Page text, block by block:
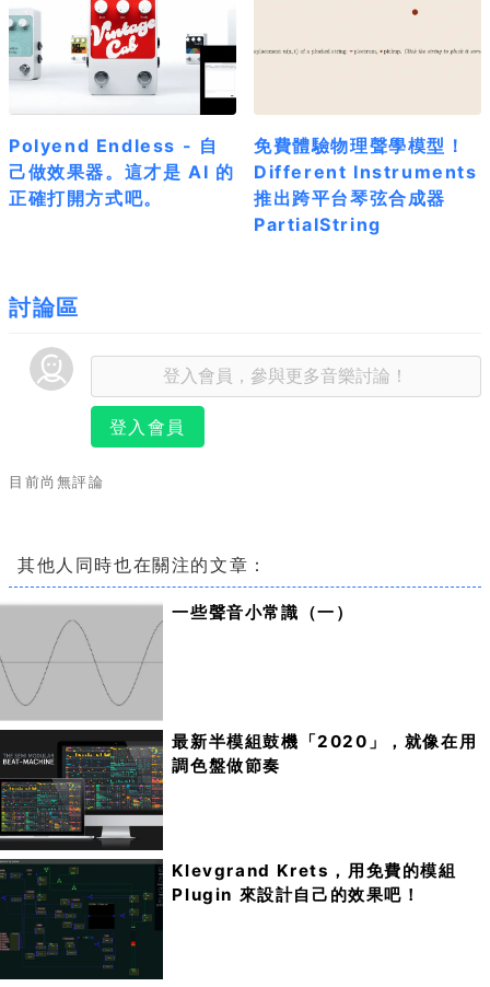
Polyend Endless - 自
己做效果器。這才是 AI 的
正確打開方式吧。
免費體驗物理聲學模型！
Different Instruments
推出跨平台琴弦合成器
PartialString
討論區
登入會員
目前尚無評論
其他人同時也在關注的文章：
一些聲音小常識（一）
最新半模組鼓機「2020」，就像在用
調色盤做節奏
Klevgrand Krets，用免費的模組
Plugin 來設計自己的效果吧！